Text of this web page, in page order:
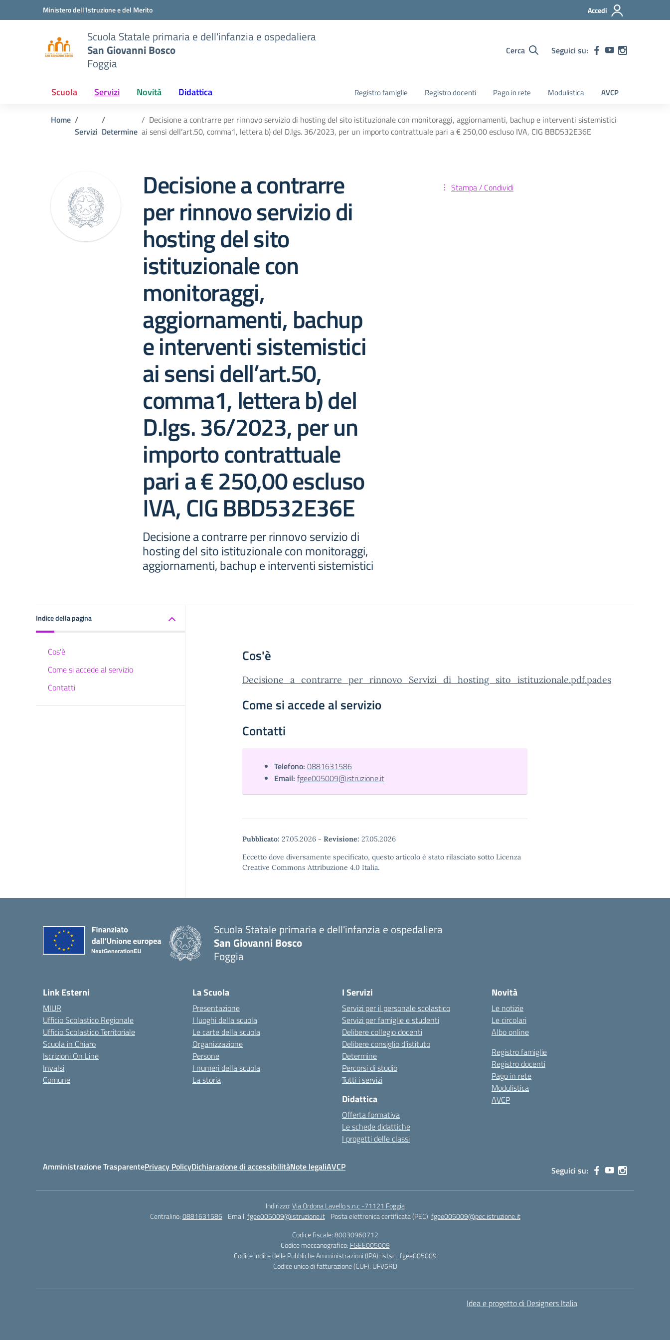
Vai ai contenuti
Vai al menu di navigazioneMinistero dell'Istruzione e del Merito Accedi
Scuola Statale primaria e dell'infanzia e ospedaliera
San Giovanni Bosco
Foggia
Cerca Seguici su:
Scuola Servizi Novità Didattica Registro famiglie Registro docenti Pago in rete Modulistica AVCP
Home
Servizi Determine
Decisione a contrarre per rinnovo servizio di hosting del sito istituzionale con monitoraggi, aggiornamenti, bachup e interventi sistemistici
ai sensi dell’art.50, comma1, lettera b) del D.lgs. 36/2023, per un importo contrattuale pari a € 250,00 escluso IVA, CIG BBD532E36E
Decisione a contrarre
per rinnovo servizio di
hosting del sito
istituzionale con
monitoraggi,
aggiornamenti, bachup
e interventi sistemistici
ai sensi dell’art.50,
comma1, lettera b) del
D.lgs. 36/2023, per un
importo contrattuale
pari a € 250,00 escluso
IVA, CIG BBD532E36E
Decisione a contrarre per rinnovo servizio di
hosting del sito istituzionale con monitoraggi,
aggiornamenti, bachup e interventi sistemistici
Stampa / Condividi
Indice della pagina
Cos'è
Come si accede al servizio
Contatti
Cos'è
Decisione_a_contrarre_per_rinnovo_Servizi_di_hosting_sito_istituzionale.pdf.pades
Come si accede al servizio
Contatti
Telefono: 0881631586
Email: fgee005009@istruzione.it
Pubblicato: 27.05.2026 - Revisione: 27.05.2026
Eccetto dove diversamente specificato, questo articolo è stato rilasciato sotto Licenza
Creative Commons Attribuzione 4.0 Italia.
Scuola Statale primaria e dell'infanzia e ospedaliera
San Giovanni Bosco
Foggia
Link Esterni
MIUR
Ufficio Scolastico Regionale
Ufficio Scolastico Territoriale
Scuola in Chiaro
Iscrizioni On Line
Invalsi
Comune
La Scuola
Presentazione
I luoghi della scuola
Le carte della scuola
Organizzazione
Persone
I numeri della scuola
La storia
I Servizi
Servizi per il personale scolastico
Servizi per famiglie e studenti
Delibere collegio docenti
Delibere consiglio d’istituto
Determine
Percorsi di studio
Tutti i servizi
Didattica
Offerta formativa
Le schede didattiche
I progetti delle classi
Novità
Le notizie
Le circolari
Albo online
Registro famiglie
Registro docenti
Pago in rete
Modulistica
AVCP
Amministrazione TrasparentePrivacy PolicyDichiarazione di accessibilitàNote legaliAVCP Seguici su:
Indirizzo:Via Ordona Lavello s.n.c -71121 Foggia
Centralino:0881631586 Email:fgee005009@istruzione.it Posta elettronica certificata (PEC):fgee005009@pec.istruzione.it
Codice fiscale: 80030960712
Codice meccanografico: FGEE005009
Codice Indice delle Pubbliche Amministrazioni (IPA): istsc_fgee005009
Codice unico di fatturazione (CUF): UFV5RD
Idea e progetto di Designers Italia